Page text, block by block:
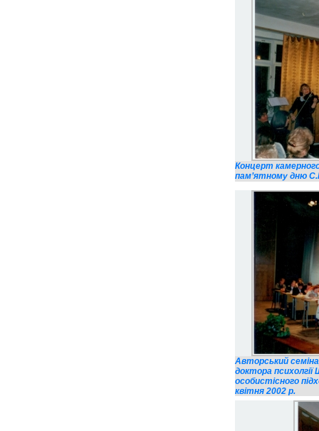
Концерт
пам’ятному дню
Авторський
доктора
особистісного
квітня 2002 р.